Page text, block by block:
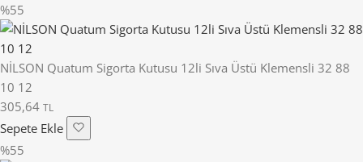
%55
NİLSON Quatum Sigorta Kutusu 12li Sıva Üstü Klemensli 32 88
10 12
305,64 TL
Sepete Ekle
%55